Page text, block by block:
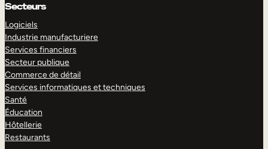
Secteurs
Logiciels
Industrie manufacturiere
Services financiers
Secteur publique
Commerce de détail
Services informatiques et techniques
Santé
Éducation
Hôtellerie
Restaurants